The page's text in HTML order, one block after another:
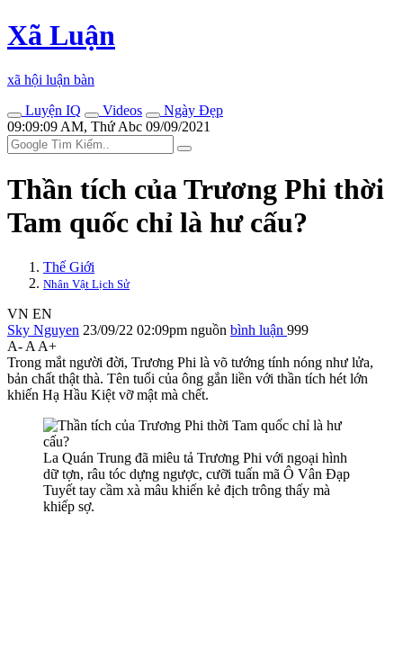
Xã Luận
xã hội luận bàn
Luyện IQ
Videos
Ngày Đẹp
09:09:09 AM, Thứ Abc 09/09/2021
Thần tích của Trương Phi thời
Tam quốc chỉ là hư cấu?
Thế Giới
Nhân Vật Lịch Sử
VN EN
Sky Nguyen 23/09/22 02:09pm nguồn bình luận 999
A- A A+
Trong mắt người đời, Trương Phi là võ tướng tính nóng như lửa,
bản chất thật thà. Tên tuổi của ông gắn liền với thần tích hét lớn
khiến Hạ Hầu Kiệt vỡ mật mà chết.
La Quán Trung đã miêu tả Trương Phi với ngoại hình
dữ tợn, râu tóc dựng ngược, cưỡi tuấn mã Ô Vân Đạp
Tuyết tay cầm xà mâu khiến kẻ địch trông thấy mà
khiếp sợ.